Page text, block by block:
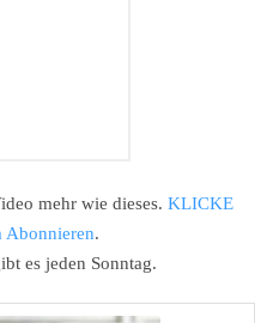
mehr wie dieses. KLICKE
Abonnieren.
es jeden Sonntag.